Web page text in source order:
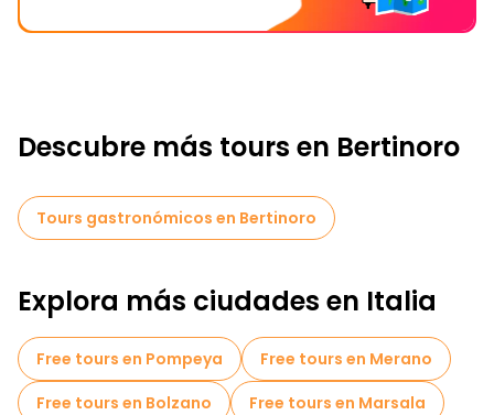
Descubre más tours en Bertinoro
Tours gastronómicos en Bertinoro
Explora más ciudades en Italia
Free tours en Pompeya
Free tours en Merano
Free tours en Bolzano
Free tours en Marsala